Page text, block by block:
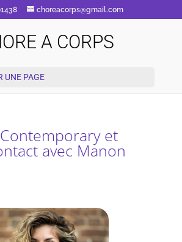
choreacorps@gmail.com
A CORPS
UNE PAGE
et
avec Manon